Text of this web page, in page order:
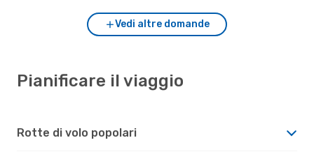
Vedi altre domande
Pianificare il viaggio
Rotte di volo popolari